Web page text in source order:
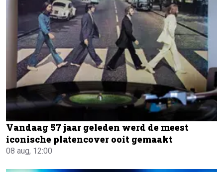
Vandaag 57 jaar geleden werd de meest
iconische platencover ooit gemaakt
08 aug, 12:00